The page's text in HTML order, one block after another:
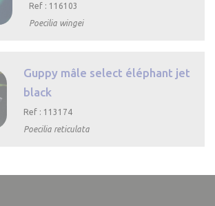
Ref : 116103
Poecilia wingei
Guppy mâle select éléphant jet
black
Ref : 113174
Poecilia reticulata